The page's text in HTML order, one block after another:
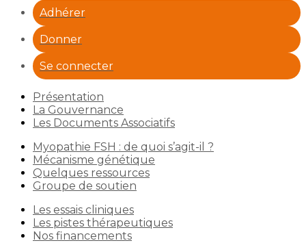
Adhérer
Donner
Se connecter
Présentation
La Gouvernance
Les Documents Associatifs
Myopathie FSH : de quoi s’agit-il ?
Mécanisme génétique
Quelques ressources
Groupe de soutien
Les essais cliniques
Les pistes thérapeutiques
Nos financements